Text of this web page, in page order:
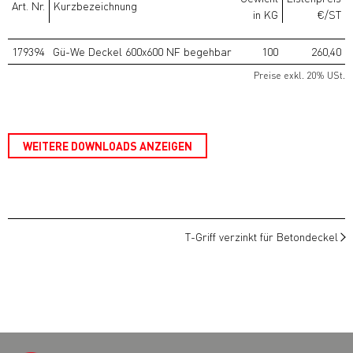
Art. Nr. Kurzbezeichnung
in KG
€/ST
179394 Gü-We Deckel 600x600 NF begehbar 100 260,40
Preise exkl. 20% USt.
WEITERE DOWNLOADS ANZEIGEN
T-Griff verzinkt für Betondeckel